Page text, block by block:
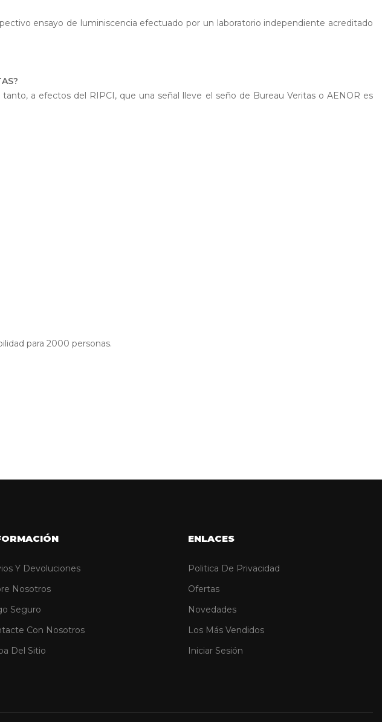
ensayo de luminiscencia efectuado por un laboratorio independiente acreditado
a efectos del RIPCI, que una señal lleve el seño de Bureau Veritas o AENOR es
para 2000 personas.
Y Devoluciones
Nosotros
Seguro
Con Nosotros
Del Sitio
ENLACES
Politica De Privacidad
Ofertas
Novedades
Los Más Vendidos
Iniciar Sesión